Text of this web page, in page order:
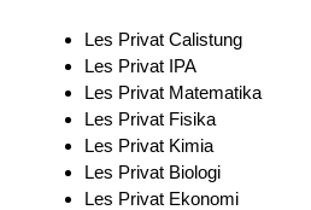
Les Privat Calistung
Les Privat IPA
Les Privat Matematika
Les Privat Fisika
Les Privat Kimia
Les Privat Biologi
Les Privat Ekonomi